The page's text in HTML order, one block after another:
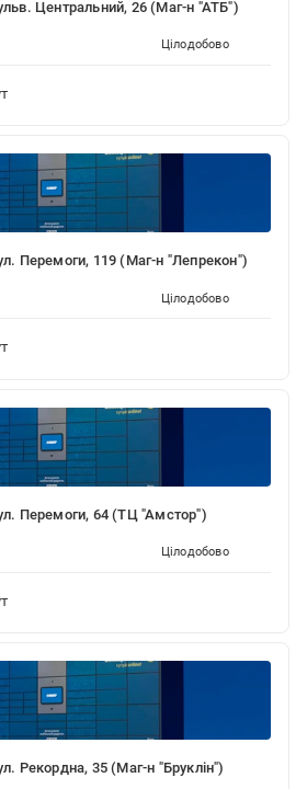
Центральний, 26 (Маг-н "АТБ")
Цілодобово
Перемоги, 119 (Маг-н "Лепрекон")
Цілодобово
Перемоги, 64 (ТЦ "Амстор")
Цілодобово
Рекордна, 35 (Маг-н "Бруклін")